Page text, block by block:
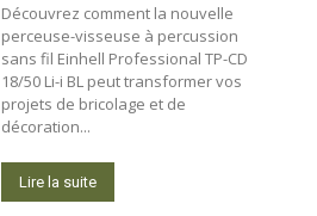
Découvrez comment la nouvelle
perceuse-visseuse à percussion
sans fil Einhell Professional TP-CD
18/50 Li-i BL peut transformer vos
projets de bricolage et de
décoration...
Lire la suite